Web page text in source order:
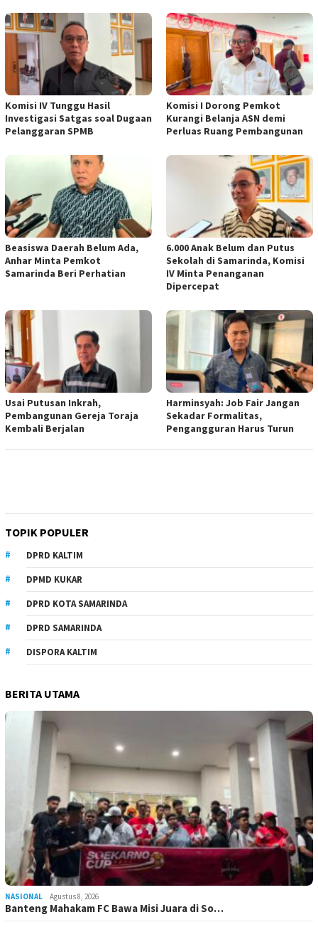
Komisi IV Tunggu Hasil
Investigasi Satgas soal Dugaan
Pelanggaran SPMB
Komisi I Dorong Pemkot
Kurangi Belanja ASN demi
Perluas Ruang Pembangunan
Beasiswa Daerah Belum Ada,
Anhar Minta Pemkot
Samarinda Beri Perhatian
6.000 Anak Belum dan Putus
Sekolah di Samarinda, Komisi
IV Minta Penanganan
Dipercepat
Usai Putusan Inkrah,
Pembangunan Gereja Toraja
Kembali Berjalan
Harminsyah: Job Fair Jangan
Sekadar Formalitas,
Pengangguran Harus Turun
TOPIK POPULER
DPRD KALTIM
DPMD KUKAR
DPRD KOTA SAMARINDA
DPRD SAMARINDA
DISPORA KALTIM
BERITA UTAMA
NASIONAL Agustus 8, 2026
Banteng Mahakam FC Bawa Misi Juara di So…